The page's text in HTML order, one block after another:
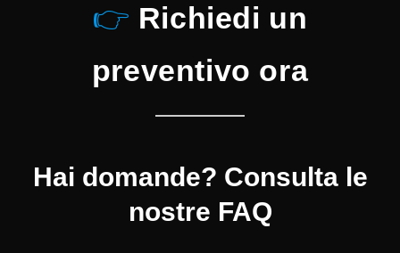
👉 Richiedi un
preventivo ora
Hai domande? Consulta le
nostre FAQ